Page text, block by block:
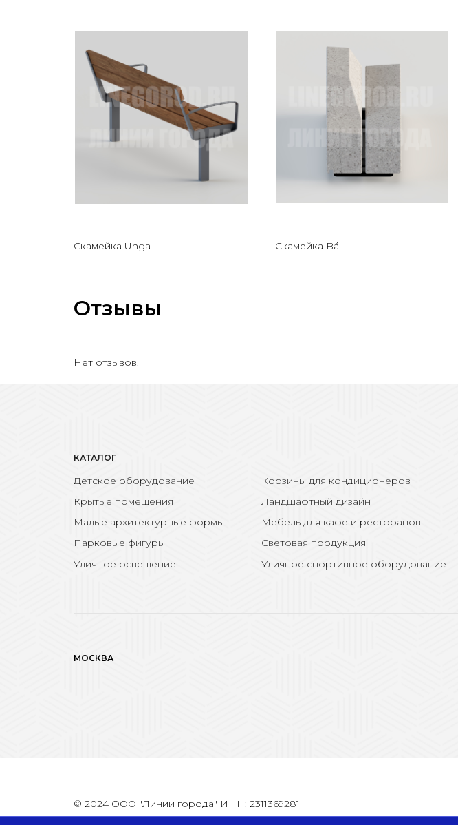
Скамейка Uhga Скамейка Bål
Отзывы
Нет отзывов.
КАТАЛОГ
Детское оборудование
Корзины для кондиционеров
Крытые помещения
Ландшафтный дизайн
Малые архитектурные формы
Мебель для кафе и ресторанов
Парковые фигуры
Световая продукция
Уличное освещение
Уличное спортивное оборудование
МОСКВА
© 2024 ООО "Линии города" ИНН: 2311369281